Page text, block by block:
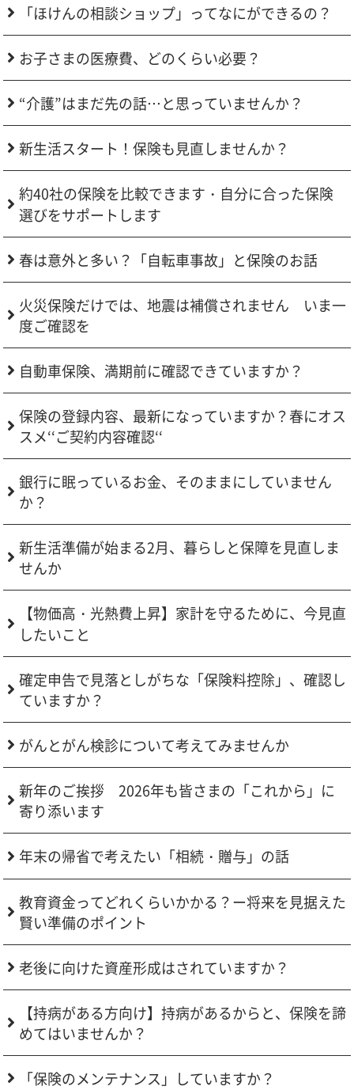
「ほけんの相談ショップ」ってなにができるの？
お子さまの医療費、どのくらい必要？
“介護”はまだ先の話…と思っていませんか？
新生活スタート！保険も見直しませんか？
約40社の保険を比較できます・自分に合った保険
選びをサポートします
春は意外と多い？「自転車事故」と保険のお話
火災保険だけでは、地震は補償されません いま一
度ご確認を
自動車保険、満期前に確認できていますか？
保険の登録内容、最新になっていますか？春にオス
スメ‘‘ご契約内容確認‘‘
銀行に眠っているお金、そのままにしていません
か？
新生活準備が始まる2月、暮らしと保障を見直しま
せんか
【物価高・光熱費上昇】家計を守るために、今見直
したいこと
確定申告で見落としがちな「保険料控除」、確認し
ていますか？
がんとがん検診について考えてみませんか
新年のご挨拶 2026年も皆さまの「これから」に
寄り添います
年末の帰省で考えたい「相続・贈与」の話
教育資金ってどれくらいかかる？ー将来を見据えた
賢い準備のポイント
老後に向けた資産形成はされていますか？
【持病がある方向け】持病があるからと、保険を諦
めてはいませんか？
「保険のメンテナンス」していますか？